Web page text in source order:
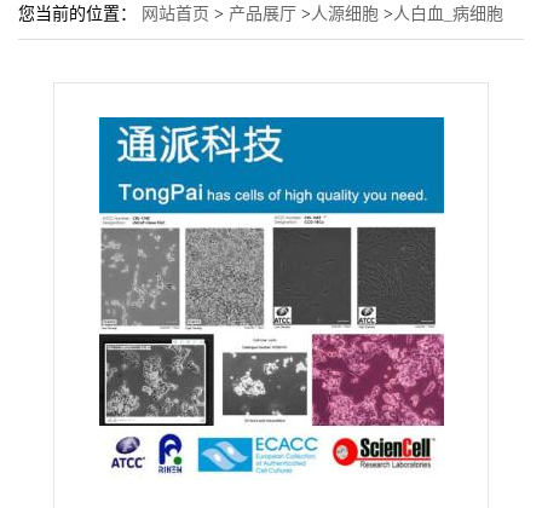
您当前的位置： 网站首页 > 产品展厅 >人源细胞 >人白血_病细胞